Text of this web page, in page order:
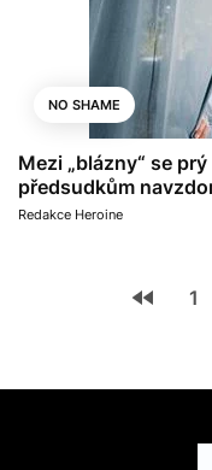
NO SHAME
Mezi „blázny“ se
předsudkům
Redakce Heroine
1